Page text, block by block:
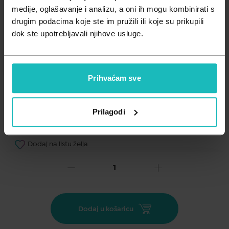
medije, oglašavanje i analizu, a oni ih mogu kombinirati s
drugim podacima koje ste im pružili ili koje su prikupili
dok ste upotrebljavali njihove usluge.
Prihvaćam sve
Prilagodi
Zdravlje muškarca
Zdravlje žene
Minerali
Probiotici i prebiotici
Dodaj na listu želja
€
52,40 €/l
SUMMER25
Dodaj u košaricu